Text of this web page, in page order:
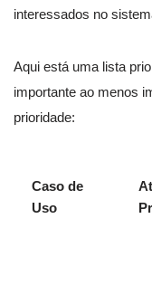
interessados no
Aqui está uma lista
importante ao menos
prioridade:
Caso de
Uso